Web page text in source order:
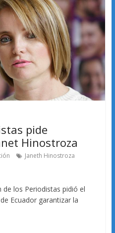
pide
Hinostroza
Janeth Hinostroza
de los Periodistas pidió el
Ecuador garantizar la